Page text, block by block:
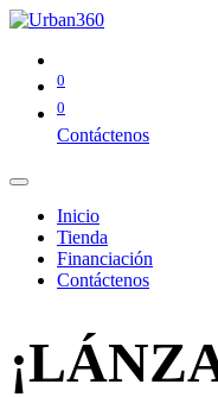
0
0
Contáctenos
Inicio
Tienda
Financiación
Contáctenos